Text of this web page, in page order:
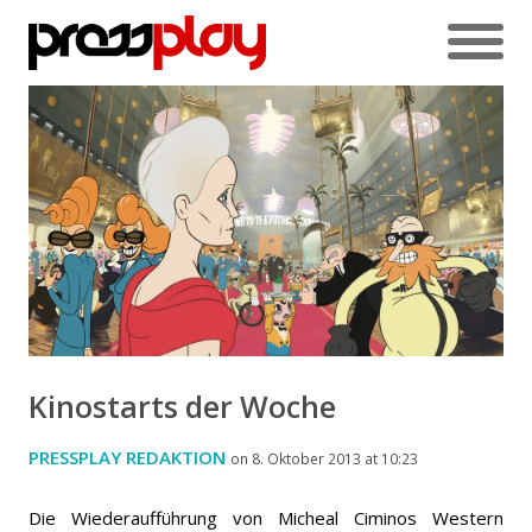
Kinostarts der Woche
PRESSPLAY REDAKTION on 8. Oktober 2013 at 10:23
Die Wiederaufführung von Micheal Ciminos Western